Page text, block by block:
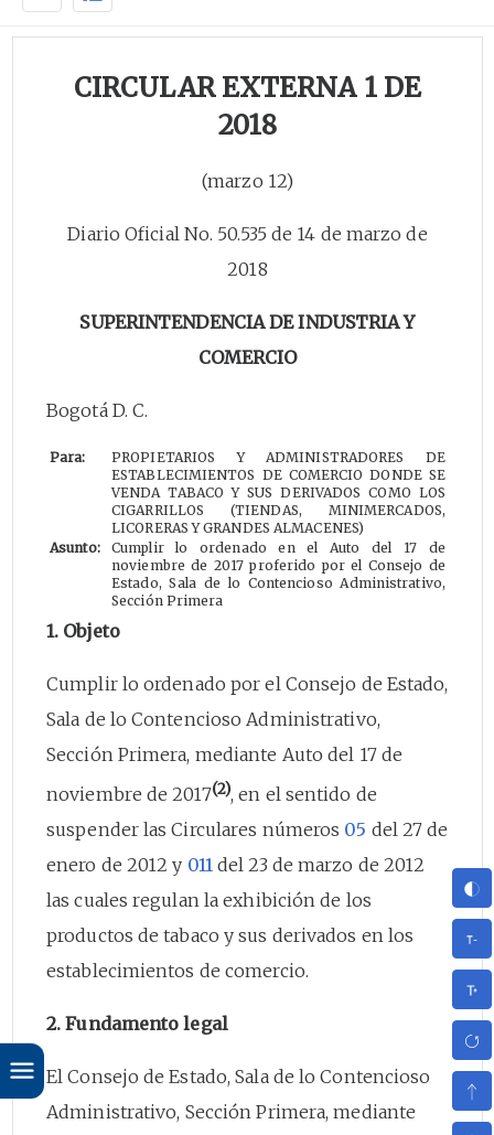
CIRCULAR EXTERNA 1 DE
2018
(marzo 12)
Diario Oficial No. 50.535 de 14 de marzo de
2018
SUPERINTENDENCIA DE INDUSTRIA Y
COMERCIO
Bogotá D. C.
Para:
PROPIETARIOS Y ADMINISTRADORES DE
ESTABLECIMIENTOS DE COMERCIO DONDE SE
VENDA TABACO Y SUS DERIVADOS COMO LOS
CIGARRILLOS (TIENDAS, MINIMERCADOS,
LICORERAS Y GRANDES ALMACENES)
Asunto:
Cumplir lo ordenado en el Auto del 17 de
noviembre de 2017 proferido por el Consejo de
Estado, Sala de lo Contencioso Administrativo,
Sección Primera
1. Objeto
Cumplir lo ordenado por el Consejo de Estado,
Sala de lo Contencioso Administrativo,
Sección Primera, mediante Auto del 17 de
noviembre de 2017(2), en el sentido de
suspender las Circulares números 05 del 27 de
enero de 2012 y 011del 23 de marzo de 2012
las cuales regulan la exhibición de los
productos de tabaco y sus derivados en los
establecimientos de comercio.
2. Fundamento legal
El Consejo de Estado, Sala de lo Contencioso
Administrativo, Sección Primera, mediante